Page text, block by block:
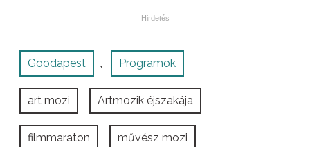
Goodapest , Programok
art mozi Artmozik éjszakája
filmmaraton művész mozi